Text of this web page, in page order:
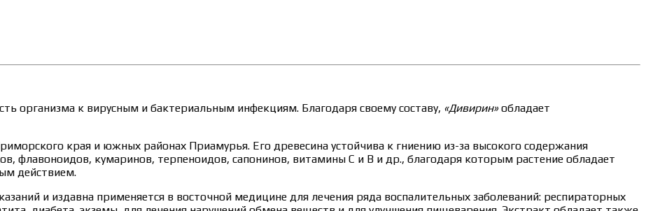
организма к вирусным и бактериальным инфекциям. Благодаря своему составу, «Дивирин»обладает
края и южных районах Приамурья. Его древесина устойчива к гниению из-за высокого содержания
флавоноидов, кумаринов, терпеноидов, сапонинов, витамины С и В и др., благодаря которым растение обладает
действием.
и издавна применяется в восточной медицине для лечения ряда воспалительных заболеваний: респираторных